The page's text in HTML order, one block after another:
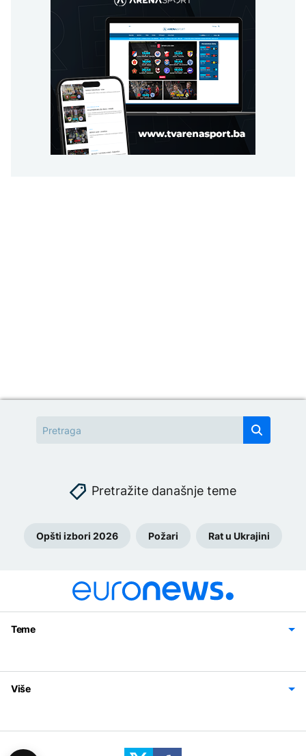
Pretražite današnje teme
Opšti izbori 2026 Požari Rat u Ukrajini
Teme
Svijet
Sport
Magazin
Više
Politika privatnosti
Uslovi korišćenja